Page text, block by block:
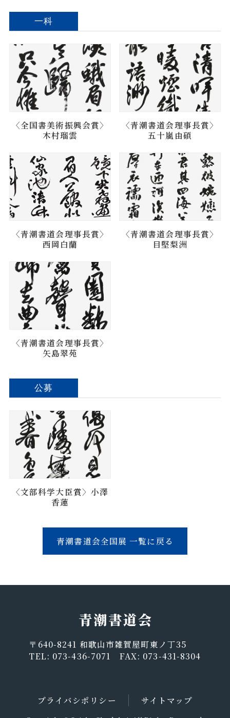
一科
〈全国書美術振興会賞〉
木村瑠雲
〈青潮書道会理事長賞〉
五十嵐由碩
〈青潮書道会理事長賞〉
西岡白蘭
〈青潮書道会理事長賞〉
目堅梨洲
〈青潮書道会理事長賞〉
矢島翠苑
公募
〈文部科学大臣賞〉小澤
香蓮
青潮書道会全国展 一覧に戻る
〒640-8241 和歌山市雑賀屋町東ノ丁35
TEL: 073-436-7071 FAX: 073-431-8304
プライバシポリシー サイトマップ